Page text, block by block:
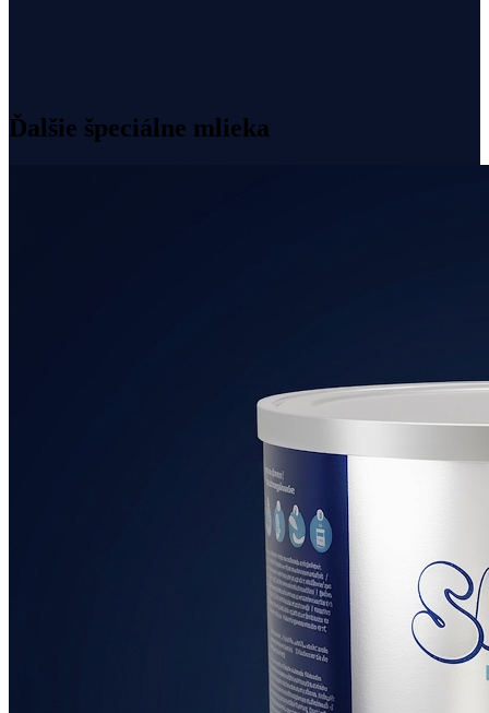
Ďalšie špeciálne mlieka